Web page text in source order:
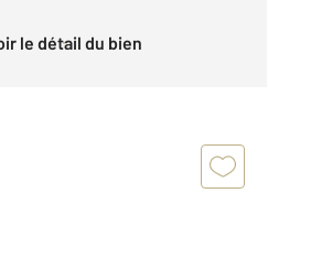
le détail du bien